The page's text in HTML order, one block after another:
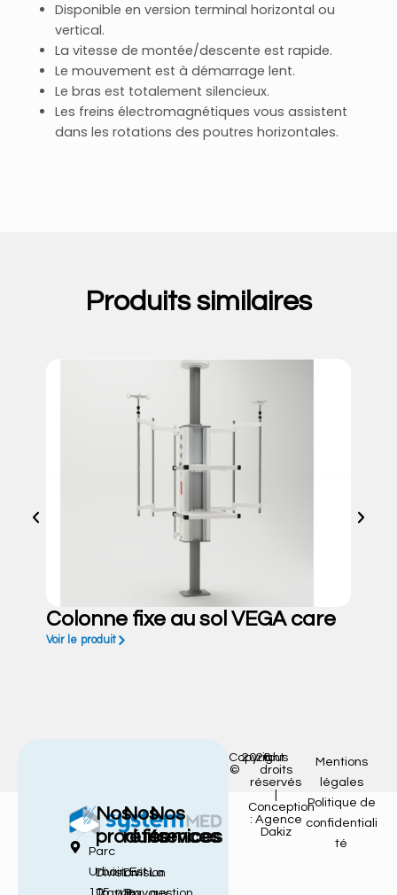
Disponible en version terminal horizontal ou
vertical.
La vitesse de montée/descente est rapide.
Le mouvement est à démarrage lent.
Le bras est totalement silencieux.
Les freins électromagnétiques vous assistent
dans les rotations des poutres horizontales.
Produits similaires
Colonne fixe au sol VEGA care
Voir le produit
Parc
Urbain Est
105, rue
Nos
produits
Division
Nos
références
Division
Nos
services
La
Copyright
©
2026tous
droits
réservés
Conception
: Agence
Dakiz
Mentions
légales
Politique de
confidentiali
té